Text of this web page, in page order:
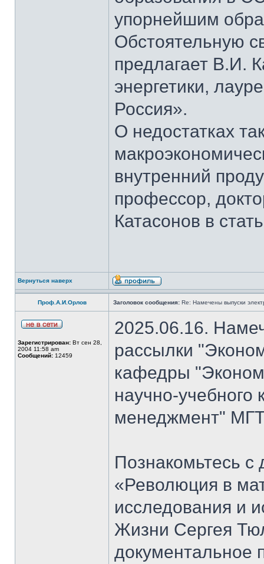
упорнейшим
Обстоятельную
предлагает В.И.
энергетики,
Россия».
О недостатках
внутренний
профессор,
Катасонов в
Вернуться наверх
Проф.А.И.Орлов Заголовок сообщения: Re: Намечены выпуски
Зарегистрирован: Вт сен 28,
2004 11:58 am
Сообщений: 12459
2025.06.16.
рассылки
кафедры
научно-
менеджмент"
Познакомьтесь
«Революция в
исследования и
Жизни Сергея
документальное